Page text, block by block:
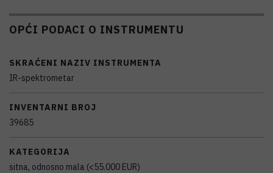
OPĆI PODACI O INSTRUMENTU
SKRAĆENI NAZIV INSTRUMENTA
IR-spektrometar
INVENTARNI BROJ
39685
KATEGORIJA
sitna, odnosno mala (<55.000 EUR)